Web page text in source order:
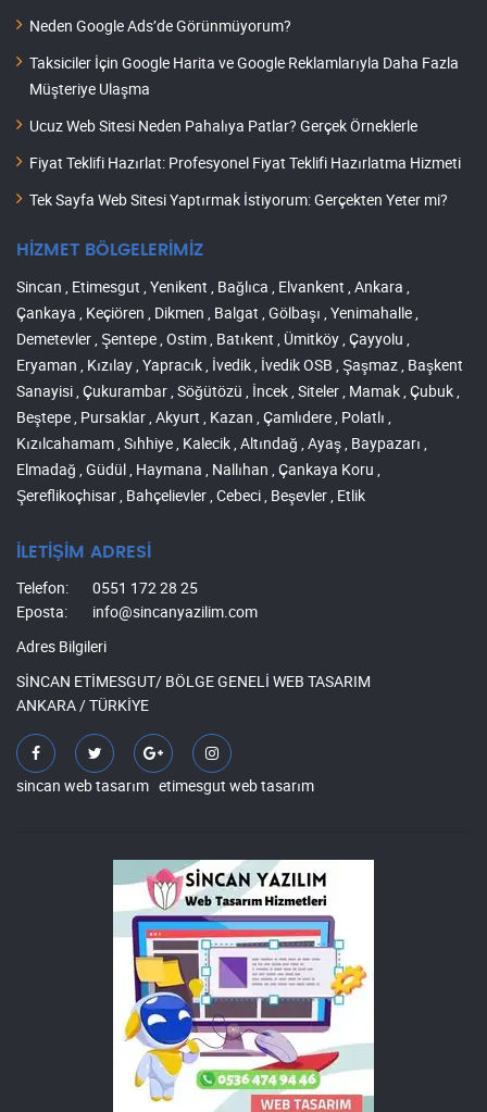
Neden Google Ads’de Görünmüyorum?
Taksiciler İçin Google Harita ve Google Reklamlarıyla Daha Fazla
Müşteriye Ulaşma
Ucuz Web Sitesi Neden Pahalıya Patlar? Gerçek Örneklerle
Fiyat Teklifi Hazırlat: Profesyonel Fiyat Teklifi Hazırlatma Hizmeti
Tek Sayfa Web Sitesi Yaptırmak İstiyorum: Gerçekten Yeter mi?
HİZMET BÖLGELERİMİZ
Sincan , Etimesgut , Yenikent , Bağlıca , Elvankent , Ankara ,
Çankaya , Keçiören , Dikmen , Balgat , Gölbaşı , Yenimahalle ,
Demetevler , Şentepe , Ostim , Batıkent , Ümitköy , Çayyolu ,
Eryaman , Kızılay , Yapracık , İvedik , İvedik OSB , Şaşmaz , Başkent
Sanayisi , Çukurambar , Söğütözü , İncek , Siteler , Mamak , Çubuk ,
Beştepe , Pursaklar , Akyurt , Kazan , Çamlıdere , Polatlı ,
Kızılcahamam , Sıhhiye , Kalecik , Altındağ , Ayaş , Baypazarı ,
Elmadağ , Güdül , Haymana , Nallıhan , Çankaya Koru ,
Şereflikoçhisar , Bahçelievler , Cebeci , Beşevler , Etlik
İLETİŞİM ADRESİ
Telefon:
0551 172 28 25
Eposta:
info@sincanyazilim.com
Adres Bilgileri
SİNCAN ETİMESGUT/ BÖLGE GENELİ WEB TASARIM
ANKARA / TÜRKİYE
sincan web tasarım etimesgut web tasarım